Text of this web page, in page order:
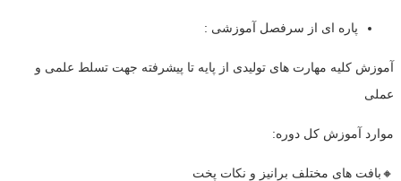
پاره ای از سرفصل آموزشی :
️آموزش کلیه مهارت های تولیدی از پایه تا پیشرفته جهت تسلط علمی و
عملی
موارد آموزش کل دوره:
🔸بافت های مختلف برانیز و نکات پخت